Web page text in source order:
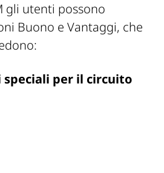
gli utenti possono
Buono e Vantaggi, che
speciali per il circuito